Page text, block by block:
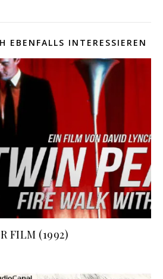
EBENFALLS INTERESSIEREN
FILM (1992)